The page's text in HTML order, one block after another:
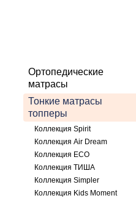
Ортопедические
матрасы
Тонкие матрасы
топперы
Коллекция Spirit
Коллекция Air Dream
Коллекция ECO
Коллекция ТИША
Коллекция Simpler
Коллекция Kids Moment